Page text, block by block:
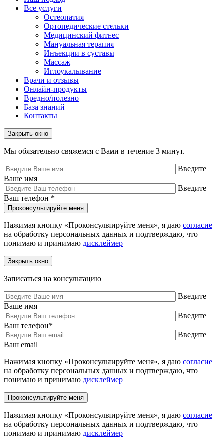
Все услуги
Остеопатия
Ортопедические стельки
Медицинский фитнес
Мануальная терапия
Инъекции в суставы
Массаж
Иглоукалывание
Врачи и отзывы
Онлайн-продукты
Вредно/полезно
База знаний
Контакты
Закрыть окно
Мы обязательно свяжемся с Вами в течение 3 минут.
Введите
Ваше имя
Введите
Ваш телефон *
Нажимая кнопку «Проконсультируйте меня», я даю согласие
на обработку персональных данных и подтверждаю, что
понимаю и принимаю дисклеймер
Закрыть окно
Записаться на консультацию
Введите
Ваше имя
Введите
Ваш телефон*
Введите
Ваш email
Нажимая кнопку «Проконсультируйте меня», я даю согласие
на обработку персональных данных и подтверждаю, что
понимаю и принимаю дисклеймер
Нажимая кнопку «Проконсультируйте меня», я даю согласие
на обработку персональных данных и подтверждаю, что
понимаю и принимаю дисклеймер